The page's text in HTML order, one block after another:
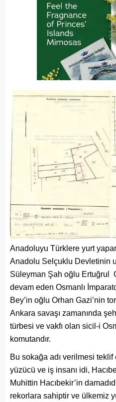
Anadoluyu Türklere yurt
Anadolu Selçuklu Devletinin
Süleyman Şah oğlu Ertuğrul
devam eden Osmanlı
Bey’in oğlu Orhan Gazi’nin
Ankara savaşı zamanında
türbesi ve vakfı olan sicil-i
komutandır.
Bu sokağa adı verilmesi
yüzücü ve iş insanı idi,
Muhittin Hacıbekir’in
rekorlara sahiptir ve ülkemiz